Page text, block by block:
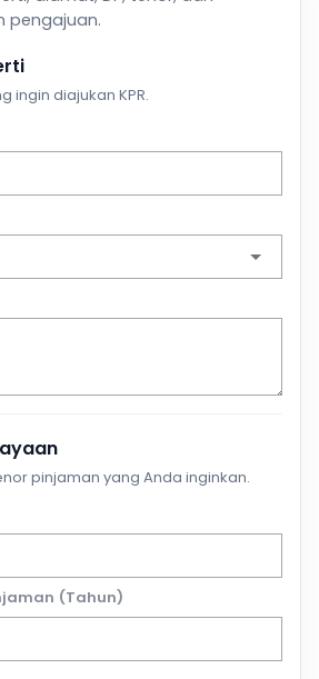
pengajuan.
ingin diajukan KPR.
pinjaman yang Anda inginkan.
(Tahun)